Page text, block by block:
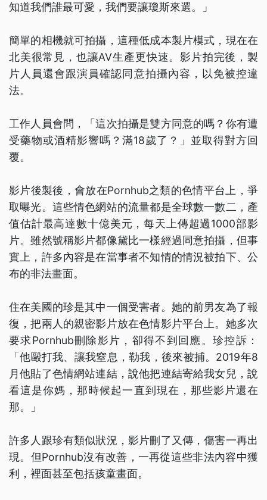
知道我們誰最可愛，我們要讓瓊斯來選。」
簡單的相機就可拍攝，這種低成本製片模式，現在在
北美很常見，也讓AV生產更快速。影片拍完後，製
片人員還會跟演員確認同意拍攝內容，以免被控違
法。
工作人員會問，「這次拍攝是雙方同意的嗎？你有遭
受藥物或酒精影響嗎？滿18歲了？」並取得對方回
覆。
影片後製後，會放在Pornhub之類的色情平台上，爭
取曝光。這些情色網站的流量都是全球數一數二，產
值估計最高達數十億美元，每天上傳超過1000部影
片。雖然號稱影片都像黛比一樣經過同意拍攝，但事
實上，許多內容是在當事者不知情的情況被拍下、公
布的非法畫面。
住在美國的珍是其中一個受害者。她的前男友為了報
復，把兩人的親密影片放在色情影片平台上。她多次
要求Pornhub刪除影片，卻得不到回應。珍控訴：
「他毆打我、讓我窒息，勒我，後來被捕。2019年8
月他貼了色情網站連結，說他把連結寄給我女兒，說
看這是你媽，那時候起一直到現在，那些影片還在
那。」
許多人跟珍有類似狀況，影片刪了又傳，傷害一再出
現。但Pornhub沒有改善，一再從這些非法內容中獲
利，裡面甚至包括孩童畫面。